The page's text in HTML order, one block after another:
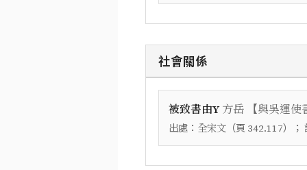
社會關係
被致書由Y 方岳 【與吳運使
出處： 全宋文 （頁 342.117）；